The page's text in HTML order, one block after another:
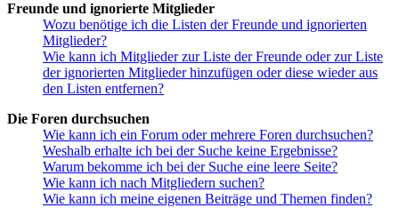
Freunde und ignorierte Mitglieder
Wozu benötige ich die Listen der Freunde und ignorierten
Mitglieder?
Wie kann ich Mitglieder zur Liste der Freunde oder zur Liste
der ignorierten Mitglieder hinzufügen oder diese wieder aus
den Listen entfernen?
Die Foren durchsuchen
Wie kann ich ein Forum oder mehrere Foren durchsuchen?
Weshalb erhalte ich bei der Suche keine Ergebnisse?
Warum bekomme ich bei der Suche eine leere Seite?
Wie kann ich nach Mitgliedern suchen?
Wie kann ich meine eigenen Beiträge und Themen finden?